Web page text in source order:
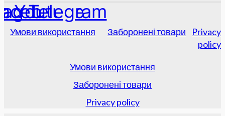
Youtube
Telegram
Умови використання Заборонені товари
Privacy
policy
Умови використання
Заборонені товари
Privacy policy